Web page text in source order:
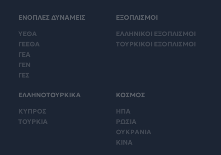
ΕΝΟΠΛΕΣ ΔΥΝΑΜΕΙΣ
ΥΕΘΑ
ΓΕΕΘΑ
ΓΕΑ
ΓΕΝ
ΓΕΣ
ΕΞΟΠΛΙΣΜΟΙ
ΕΛΛΗΝΙΚΟΙ ΕΞΟΠΛΙΣΜΟΙ
ΤΟΥΡΚΙΚΟΙ ΕΞΟΠΛΙΣΜΟΙ
ΕΛΛΗΝΟΤΟΥΡΚΙΚΑ
ΚΥΠΡΟΣ
ΤΟΥΡΚΙΑ
ΚΟΣΜΟΣ
ΗΠΑ
ΡΩΣΙΑ
ΟΥΚΡΑΝΙΑ
ΚΙΝΑ